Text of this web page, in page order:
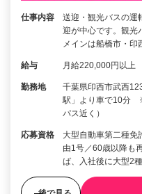
仕事内容
送迎・観光バスの運
迎が中心です。観光
メインは船橋市・
給与 月給220,000円以上
勤務地
千葉県印西市武西
駅」より車で10分
パス近く）
応募資格
大型自動車第二種免
由1号／60歳以降
ば、入社後に大型2